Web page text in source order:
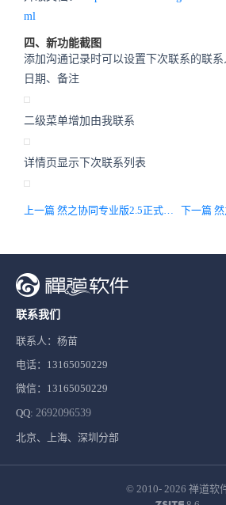
ml
四、新功能截图
添加沟通记录时可以设置下次联系的联
日期、备注
二级菜单增加由我联系
详情页显示下次联系列表
上一篇 然之协同专业版2.5正式发布！完善发票管理、阿米巴，完善细节
联系我们
联系人：杨苗
电话：13165050229
微信：13165050229
QQ: 2692096539
北京、上海、深圳分部
© 2010- 2026 禅道软